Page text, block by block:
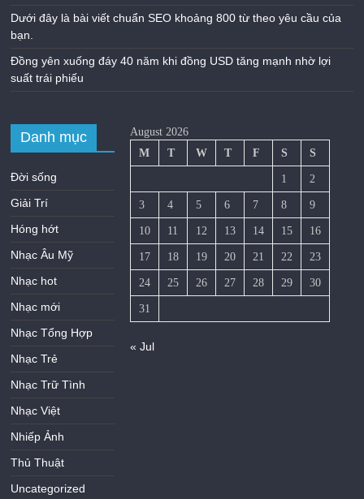
Dưới đây là bài viết chuẩn SEO khoảng 800 từ theo yêu cầu của
bạn.
Đồng yên xuống đáy 40 năm khi đồng USD tăng mạnh nhờ lợi
suất trái phiếu
Danh mục
Đời sống
Giải Trí
Hóng hớt
Nhạc Âu Mỹ
Nhạc hot
Nhạc mới
Nhạc Tổng Hợp
Nhạc Trẻ
Nhạc Trữ Tình
Nhạc Việt
Nhiếp Ảnh
Thủ Thuật
Uncategorized
August 2026
M
T W T F S S
1 2
3 4 5 6 7 8 9
10 11 12 13 14 15 16
17 18 19 20 21 22 23
24 25 26 27 28 29 30
31
« Jul